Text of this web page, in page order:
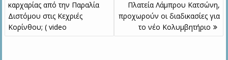
άρθρων
καρχαρίας από την Παραλία
Διστόμου στις Κεχριές
Κορίνθου; ( video
Πλατεία Λάμπρου Κατσώνη,
προχωρούν οι διαδικασίες για
το νέο Κολυμβητήριο